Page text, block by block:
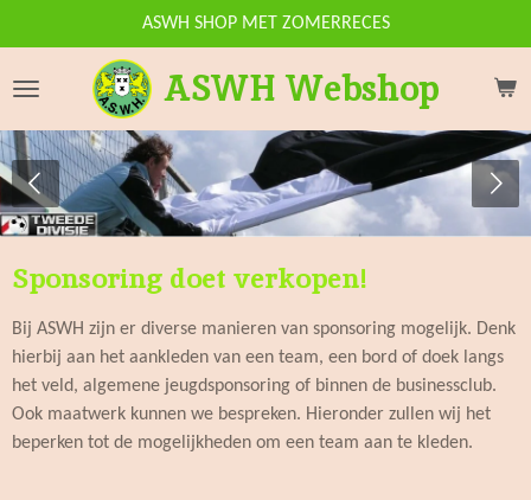
direct
naar
hoofdinhoud
ASWH Webshop
ASWH SHOP MET ZOMERRECES
Sponsoring doet verkopen!
Bij ASWH zijn er diverse manieren van sponsoring mogelijk. Denk
hierbij aan het aankleden van een team, een bord of doek langs
het veld, algemene jeugdsponsoring of binnen de businessclub.
Ook maatwerk kunnen we bespreken. Hieronder zullen wij het
beperken tot de mogelijkheden om een team aan te kleden.